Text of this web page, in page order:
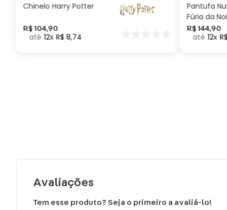
Chinelo Harry Potter
R$ 104,90
12 R$ 8,74
Pantufa
Fúria da
Como
seu Dragão
R$ 144,90
12 R$
Avaliações
Tem esse produto? Seja o primeiro a avaliá-lo!